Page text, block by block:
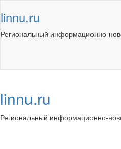
to
content
linnu.ru
Региональный информационно-
linnu.ru
Региональный информационно-